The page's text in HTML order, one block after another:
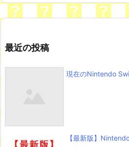
最近の投稿
現在のNintendo
【最新版】